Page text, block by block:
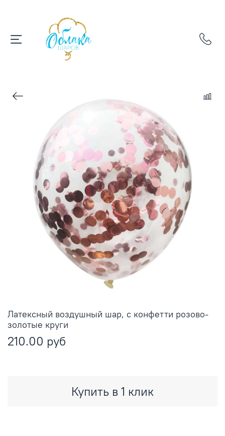
Латексный воздушный шар, с конфетти розово-
золотые круги
210.00 руб
Купить в 1 клик